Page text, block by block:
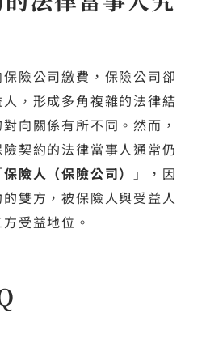
險公司繳費，保險公司卻
，形成多角複雜的法律結
向關係有所不同。然而，
契約的法律當事人通常仍
保險人（保險公司）
」，因
雙方，被保險人與受益人
受益地位。